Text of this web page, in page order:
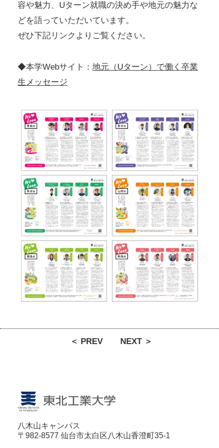
容や魅力、Uターン就職の決め手や地元の魅力な
どを語っていただいています。
ぜひ下記リンクよりご覧ください。
◆本学Webサイト： 地元（Uターン）で働く卒業
生メッセージ
＜ PREV NEXT ＞
八木山キャンパス
〒982-8577 仙台市太白区八木山香澄町35-1